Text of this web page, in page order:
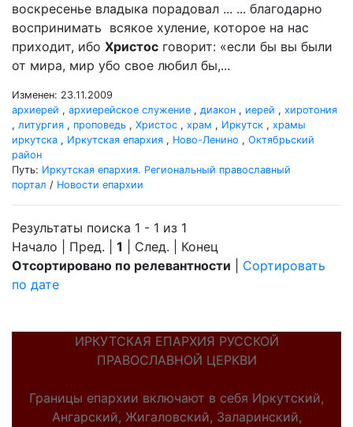
воскресенье владыка порадовал ... ... благодарно
воспринимать всякое хуление, которое на нас
приходит, ибо Христос говорит: «если бы вы были
от мира, мир убо свое любил бы,...
Изменен: 23.11.2009
архиерей , архиерейское служение , диакон , иерей , хиротония
, литургия , проповедь , Христос , храм , Иркутск , храмы
иркутска , Иркутская епархия , Ново-Ленино , Октябрьский
район
Путь: Иркутская епархия. Региональный православный
портал / Новости епархии
Результаты поиска 1 - 1 из 1
Начало | Пред. | 1 | След. | Конец
Отсортировано по релевантности
Сортировать
по дате
ИРКУТСКАЯ ЕПАРХИЯ РУССКОЙ
ПРАВОСЛАВНОЙ ЦЕРКВИ
Границы епархии включают в себя Иркутский,
Ангарский, Жигаловский, Заларинский,